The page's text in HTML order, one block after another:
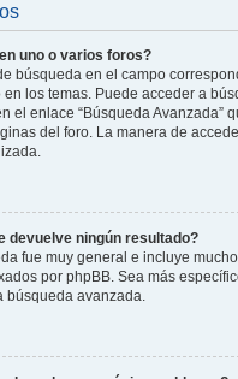
uno o varios foros?
búsqueda en el campo
los temas. Puede acceder a
el enlace “Búsqueda Avanzada”
del foro. La manera de
devuelve ningún resultado?
fue muy general e incluye
por phpBB. Sea más
búsqueda avanzada.